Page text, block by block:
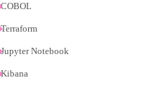
COBOL
Terraform
Jupyter Notebook
Kibana